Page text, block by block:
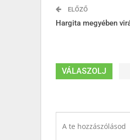
ELŐZŐ
Hargita megyében
VÁLASZOLJ